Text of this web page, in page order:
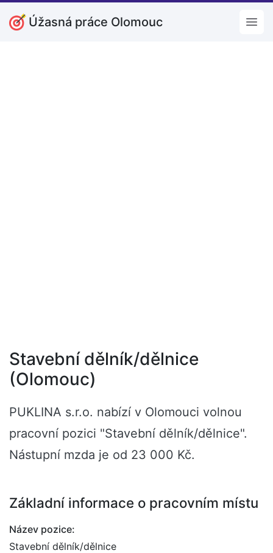
Úžasná práce Olomouc
Stavební dělník/dělnice
(Olomouc)
PUKLINA s.r.o. nabízí v Olomouci volnou
pracovní pozici "Stavební dělník/dělnice".
Nástupní mzda je od 23 000 Kč.
Základní informace o pracovním místu
Název pozice:
Stavební dělník/dělnice